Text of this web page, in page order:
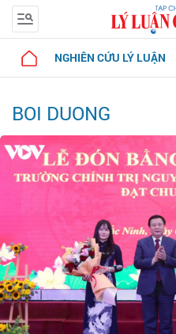
NGHIÊN CỨU LÝ LUẬN
BOI DUONG